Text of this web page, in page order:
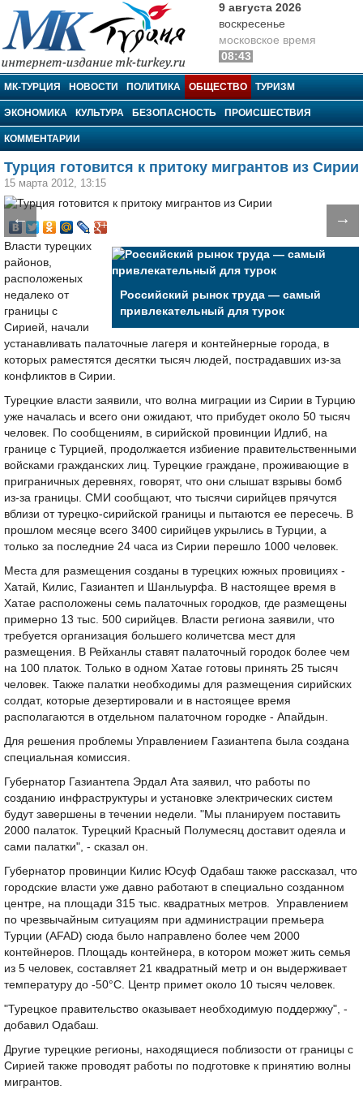
МК-Турция
9 августа 2026
воскресенье
московское время
08:43
МК-ТУРЦИЯ НОВОСТИ ПОЛИТИКА ОБЩЕСТВО ТУРИЗМ
ЭКОНОМИКА КУЛЬТУРА БЕЗОПАСНОСТЬ ПРОИСШЕСТВИЯ
КОММЕНТАРИИ
Турция готовится к притоку мигрантов из Сирии
15 марта 2012, 13:15
← →
Российский рынок труда — самый
привлекательный для турок
Власти турецких
районов,
расположеных
недалеко от
границы с
Сирией, начали
устанавливать палаточные лагеря и контейнерные города, в
которых раместятся десятки тысяч людей, пострадавших из-за
конфликтов в Сирии.
Турецкие власти заявили, что волна миграции из Сирии в Турцию
уже началась и всего они ожидают, что прибудет около 50 тысяч
человек. По сообщениям, в сирийской провинции Идлиб, на
границе с Турцией, продолжается избиение правительственными
войсками гражданских лиц. Турецкие граждане, проживающие в
приграничных деревнях, говорят, что они слышат взрывы бомб
из-за границы. СМИ сообщают, что тысячи сирийцев прячутся
вблизи от турецко-сирийской границы и пытаются ее пересечь. В
прошлом месяце всего 3400 сирийцев укрылись в Турции, а
только за последние 24 часа из Сирии перешло 1000 человек.
Места для размещения созданы в турецких южных провициях -
Хатай, Килис, Газиантеп и Шанлыурфа. В настоящее время в
Хатае расположены семь палаточных городков, где размещены
примерно 13 тыс. 500 сирийцев. Власти региона заявили, что
требуется организация большего количетсва мест для
размещения. В Рейханлы ставят палаточный городок более чем
на 100 платок. Только в одном Хатае готовы принять 25 тысяч
человек. Также палатки необходимы для размещения сирийских
солдат, которые дезертировали и в настоящее время
располагаются в отдельном палаточном городке - Апайдын.
Для решения проблемы Управлением Газиантепа была создана
специальная комиссия.
Губернатор Газиантепа Эрдал Ата заявил, что работы по
созданию инфраструктуры и установке электрических систем
будут завершены в течении недели. "Мы планируем поставить
2000 палаток. Турецкий Красный Полумесяц доставит одеяла и
сами палатки", - сказал он.
Губернатор провинции Килис Юсуф Одабаш также рассказал, что
городские власти уже давно работают в специально созданном
центре, на площади 315 тыс. квадратных метров. Управлением
по чрезвычайным ситуациям при администрации премьера
Турции (AFAD) сюда было направлено более чем 2000
контейнеров. Площадь контейнера, в котором может жить семья
из 5 человек, составляет 21 квадратный метр и он выдерживает
температуру до -50°C. Центр примет около 10 тысяч человек.
"Турецкое правительство оказывает необходимую поддержку", -
добавил Одабаш.
Другие турецкие регионы, находящиеся поблизости от границы с
Сирией также проводят работы по подготовке к принятию волны
мигрантов.